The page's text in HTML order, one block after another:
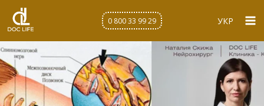
Перейти
содержимому
0 800 33 99 29 УКР